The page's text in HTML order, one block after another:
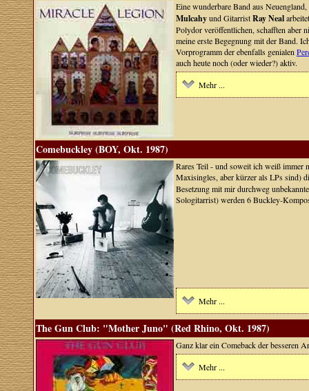
Eine wunderbare Band aus
Mulcahyund GitarristRay Neal
Polydor veröffentlichen, schafften aber
meine erste Begegnung mit der Band.
Vorprogramm der ebenfalls genialen
auch heute noch (oder wieder?) aktiv.
Mehr ...
Comebuckley (BOY, Okt. 1987)
Rares Teil - und soweit ich weiß immer
Maxisingles, aber kürzer als LPs sind)
Besetzung mit mir durchweg
Sologitarrist) werden 6 Buckley-
Mehr ...
The Gun Club: "Mother Juno" (Red Rhino, Okt. 1987)
Ganz klar ein Comeback der besseren
Mehr ...